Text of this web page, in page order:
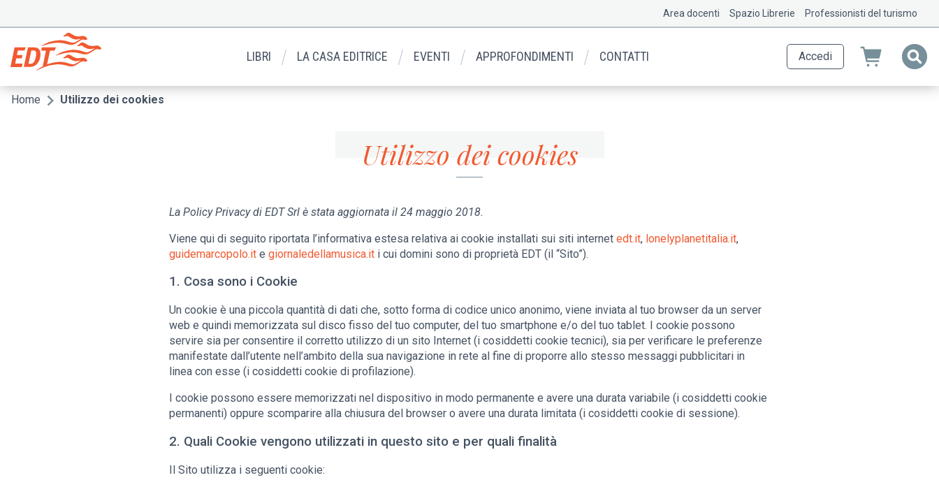
contenuto
principale
Menu
secondario
Area docenti Spazio Librerie Professionisti del turismo
LIBRI LA CASA EDITRICE EVENTI APPROFONDIMENTI CONTATTI Accedi
Briciole
Home Utilizzo dei cookies
Utilizzo dei cookies
La Policy Privacy di EDT Srl è stata aggiornata il 24 maggio 2018.
Viene qui di seguito riportata l’informativa estesa relativa ai cookie installati sui siti internet edt.it, lonelyplanetitalia.it,
guidemarcopolo.it e giornaledellamusica.it i cui domini sono di proprietà EDT (il “Sito”).
1. Cosa sono i Cookie
Un cookie è una piccola quantità di dati che, sotto forma di codice unico anonimo, viene inviata al tuo browser da un server
web e quindi memorizzata sul disco fisso del tuo computer, del tuo smartphone e/o del tuo tablet. I cookie possono
servire sia per consentire il corretto utilizzo di un sito Internet (i cosiddetti cookie tecnici), sia per verificare le preferenze
manifestate dall’utente nell’ambito della sua navigazione in rete al fine di proporre allo stesso messaggi pubblicitari in
linea con esse (i cosiddetti cookie di profilazione).
I cookie possono essere memorizzati nel dispositivo in modo permanente e avere una durata variabile (i cosiddetti cookie
permanenti) oppure scomparire alla chiusura del browser o avere una durata limitata (i cosiddetti cookie di sessione).
2. Quali Cookie vengono utilizzati in questo sito e per quali finalità
Il Sito utilizza i seguenti cookie: